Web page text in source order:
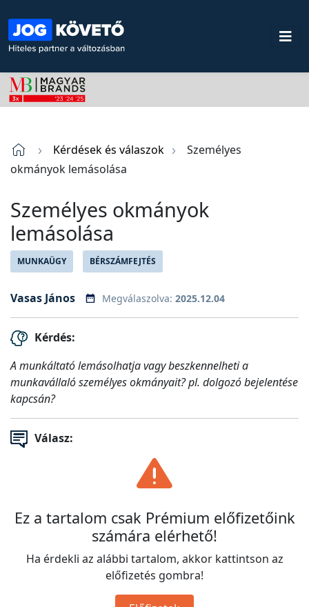
Kérdések és válaszok
Személyes
okmányok lemásolása
Személyes okmányok
lemásolása
MUNKAÜGY BÉRSZÁMFEJTÉS
Vasas János Megválaszolva: 2025.12.04
Kérdés:
A munkáltató lemásolhatja vagy beszkennelheti a
munkavállaló személyes okmányait? pl. dolgozó bejelentése
kapcsán?
Válasz:
Ez a tartalom csak Prémium előfizetőink
számára elérhető!
Ha érdekli az alábbi tartalom, akkor kattintson az
előfizetés gombra!